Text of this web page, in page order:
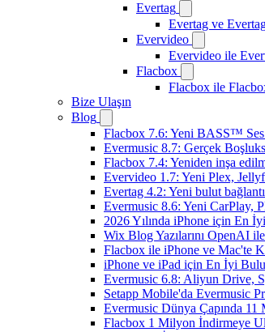
Evertag
Evertag ve
Evervideo
Evervideo ile
Flacbox
Flacbox ile
Bize Ulaşın
Blog
Flacbox 7.6: Yeni BASS™
Evermusic 8.7: Gerçek
Flacbox 7.4: Yeniden inşa
Evervideo 1.7: Yeni Plex,
Evertag 4.2: Yeni bulut
Evermusic 8.6: Yeni CarPlay,
2026 Yılında iPhone için En
Wix Blog Yazılarını OpenAI
Flacbox ile iPhone ve Mac'te
iPhone ve iPad için En İyi
Evermusic 6.8: Aliyun Drive,
Setapp Mobile'da Evermusic
Evermusic Dünya Çapında 11
Flacbox 1 Milyon İndirmeye